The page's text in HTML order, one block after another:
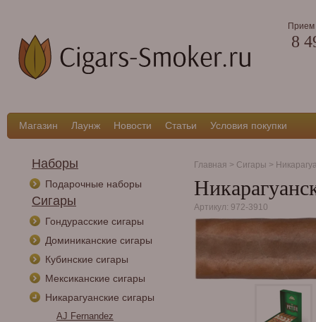
Прием
8
Магазин Лаунж Новости Статьи Условия покупки
Наборы
Подарочные наборы
Сигары
Гондурасские сигары
Доминиканские сигары
Кубинские сигары
Мексиканские сигары
Никарагуанские сигары
AJ Fernandez
Главная > Сигары >
Артикул: 972-3910